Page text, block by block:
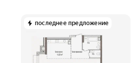
последнее предложение